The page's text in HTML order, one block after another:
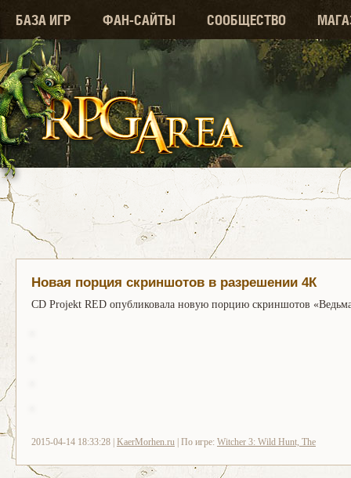
БАЗА ИГР ФАН-САЙТЫ СООБЩЕСТВО
Новая порция скриншотов в разрешении 4К
CD Projekt RED опубликовала новую порцию скриншотов
2015-04-14 18:33:28 | KaerMorhen.ru | По игре: Witcher 3: Wild Hunt, The